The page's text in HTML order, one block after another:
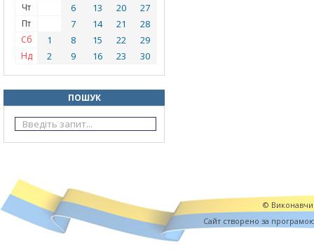
Чт 6 13 20 27
Пт 7 14 21 28
Сб 1 8 15 22 29
Нд 2 9 16 23 30
ПОШУК
©
Cайт створено за